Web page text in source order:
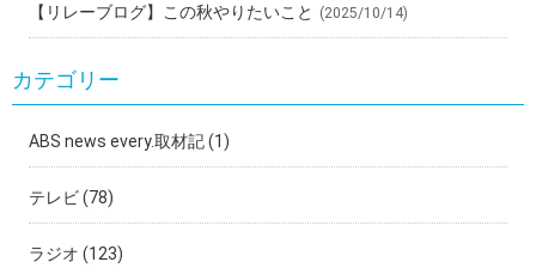
【リレーブログ】この秋やりたいこと (2025/10/14)
カテゴリー
ABS news every.取材記(1)
テレビ(78)
ラジオ (123)